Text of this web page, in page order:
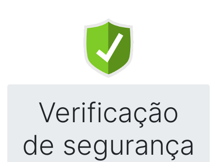
Verificação
de segurança